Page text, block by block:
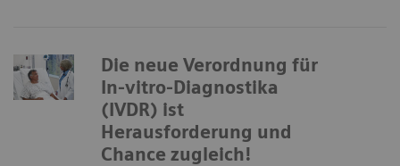
Die neue Verordnung für
In-vitro-Diagnostika
(IVDR) ist
Herausforderung und
Chance zugleich!